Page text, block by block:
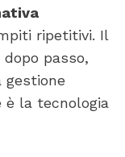
ripetitivi. Il
passo,
gestione
è la tecnologia